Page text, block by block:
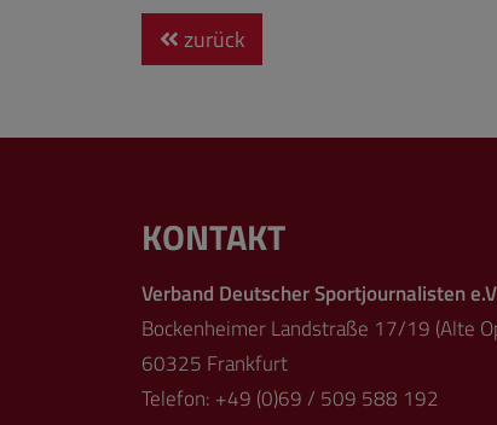
zurück
KONTAKT
Verband Deutscher Sportjournalisten
Bockenheimer Landstraße 17/19 (Alte
60325 Frankfurt
Telefon: +49 (0)69 / 509 588 192